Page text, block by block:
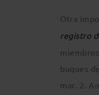
Otra
registro
buques
mar. 2.